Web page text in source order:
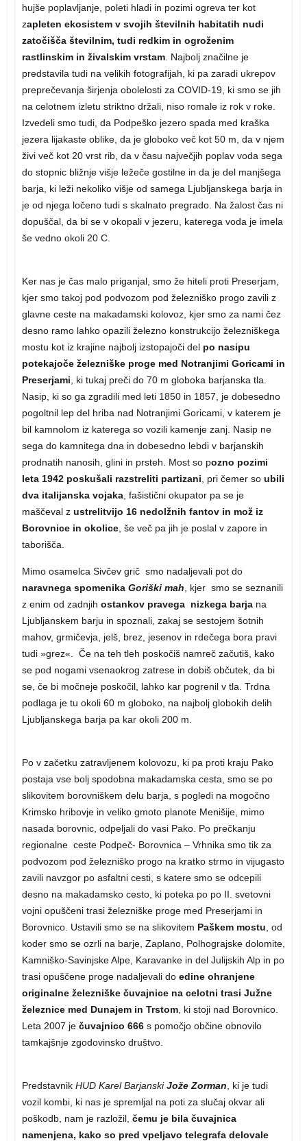
hujše poplavljanje, poleti hladi in pozimi ogreva ter kot
zapleten ekosistem v svojih številnih habitatih nudi
zatočišča številnim, tudi redkim in ogroženim
rastlinskim in živalskim vrstam. Najbolj značilne je
predstavila tudi na velikih fotografijah, ki pa zaradi ukrepov
preprečevanja širjenja obolelosti za COVID-19, ki smo se jih
na celotnem izletu striktno držali, niso romale iz rok v roke.
Izvedeli smo tudi, da Podpeško jezero spada med kraška
jezera lijakaste oblike, da je globoko več kot 50 m, da v njem
živi več kot 20 vrst rib, da v času največjih poplav voda sega
do stopnic bližnje višje ležeče gostilne in da je del manjšega
barja, ki leži nekoliko višje od samega Ljubljanskega barja in
je od njega ločeno tudi s skalnato pregrado. Na žalost čas ni
dopuščal, da bi se v okopali v jezeru, katerega voda je imela
še vedno okoli 20 C.
Ker nas je čas malo priganjal, smo že hiteli proti Preserjam,
kjer smo takoj pod podvozom pod železniško progo zavili z
glavne ceste na makadamski kolovoz, kjer smo za nami čez
desno ramo lahko opazili železno konstrukcijo železniškega
mostu kot iz krajine najbolj izstopajoči del po nasipu
potekajoče železniške proge med Notranjimi Goricami in
Preserjami , ki tukaj preči do 70 m globoka barjanska tla.
Nasip, ki so ga zgradili med leti 1850 in 1857, je dobesedno
pogoltnil lep del hriba nad Notranjimi Goricami, v katerem je
bil kamnolom iz katerega so vozili kamenje zanj. Nasip ne
sega do kamnitega dna in dobesedno lebdi v barjanskih
prodnatih nanosih, glini in prsteh. Most so pozno pozimi
leta 1942 poskušali razstreliti partizani , pri čemer so ubili
dva italijanska vojaka, fašistični okupator pa se je
maščeval z ustrelitvijo 16 nedolžnih fantov in mož iz
Borovnice in okolice, še več pa jih je poslal v zapore in
taborišča.
Mimo osamelca Sivčev grič smo nadaljevali pot do
naravnega spomenika Goriški mah , kjer smo se seznanili
z enim od zadnjih ostankov pravega nizkega barjana
Ljubljanskem barju in spoznali, zakaj se sestojem šotnih
mahov, grmičevja, jelš, brez, jesenov in rdečega bora pravi
tudi »grez«. Če na teh tleh poskočiš namreč začutiš, kako
se pod nogami vsenaokrog zatrese in dobiš občutek, da bi
se, če bi močneje poskočil, lahko kar pogrenil v tla. Trdna
podlaga je tu okoli 60 m globoko, na najbolj globokih delih
Ljubljanskega barja pa kar okoli 200 m.
Po v začetku zatravljenem kolovozu, ki pa proti kraju Pako
postaja vse bolj spodobna makadamska cesta, smo se po
slikovitem borovniškem delu barja, s pogledi na mogočno
Krimsko hribovje in veliko gmoto planote Menišije, mimo
nasada borovnic, odpeljali do vasi Pako. Po prečkanju
regionalne ceste Podpeč- Borovnica – Vrhnika smo tik za
podvozom pod železniško progo na kratko strmo in vijugasto
zavili navzgor po asfaltni cesti, s katere smo se odcepili
desno na makadamsko cesto, ki poteka po po II. svetovni
vojni opuščeni trasi železniške proge med Preserjami in
Borovnico. Ustavili smo se na slikovitem Paškem mostu , od
koder smo se ozrli na barje, Zaplano, Polhograjske dolomite,
Kamniško-Savinjske Alpe, Karavanke in del Julijskih Alp in po
trasi opuščene proge nadaljevali do edine ohranjene
originalne železniške čuvajnice na celotni trasi Južne
železnice med Dunajem in Trstom, ki stoji nad Borovnico.
Leta 2007 ječuvajnico 666s pomočjo občine obnovilo
tamkajšnje zgodovinsko društvo.
Predstavnik HUD Karel Barjanski Jože Zorman , ki je tudi
vozil kombi, ki nas je spremljal na poti za slučaj okvar ali
poškodb, nam je razložil, čemu je bila čuvajnica
namenjena, kako so pred vpeljavo telegrafa delovale